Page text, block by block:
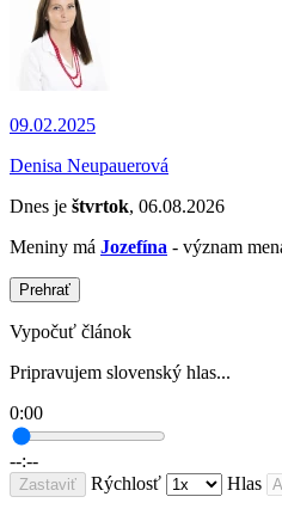
09.02.2025
Denisa Neupauerová
Dnes je štvrtok, 06.08.2026
Meniny má Jozefína - význam
Prehrať
Vypočuť článok
Pripravujem slovenský hlas...
0:00
--:--
Zastaviť Rýchlosť Hlas